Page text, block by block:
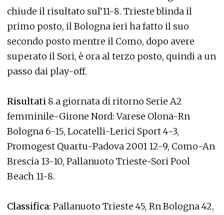
chiude il risultato sul’11-8. Trieste blinda il
primo posto, il Bologna ieri ha fatto il suo
secondo posto mentre il Como, dopo avere
superato il Sori, è ora al terzo posto, quindi a un
passo dai play-off.
Risultati 8.a giornata di ritorno Serie A2
femminile-Girone Nord: Varese Olona-Rn
Bologna 6-15, Locatelli-Lerici Sport 4-3,
Promogest Quartu-Padova 2001 12-9, Como-An
Brescia 13-10, Pallanuoto Trieste-Sori Pool
Beach 11-8.
Classifica: Pallanuoto Trieste 45, Rn Bologna 42,